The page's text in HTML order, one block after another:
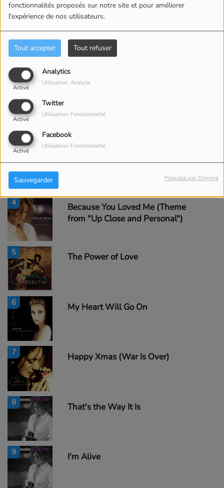
fonctionnalités proposés sur notre site et pour améliorer
l'expérience de nos utilisateurs.
Tout accepter Tout refuser
Analytics
Activé
Utilisation: Analyse
Twitter
Activé
Utilisation: Fonctionnalité
Facebook
Activé
Utilisation: Fonctionnalité
Sauvegarder Propulsé par Orejime
Top Titres
1
My Heart Will Go On - Love
Theme From "Titanic"
2
3
4
Because You Loved Me (Theme
from "Up Close and Personal")
5 The Power of Love
6 My Heart Will Go On
7 Happy Xmas (War Is Over)
8 That's the Way It Is
9 I'm Alive